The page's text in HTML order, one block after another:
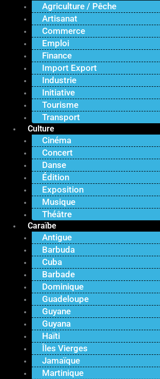
Agriculture / Pêche
Artisanat
Commerce
Emploi
Finance
Import Export
Industrie
Initiative
Tourisme
Transport
Culture
Cinéma
Concert
Danse
Édition
Exposition
Musique
Théâtre
Caraïbe
Antigue
Barbuda
Cuba
Barbade
Dominique
Guadeloupe
Guyane
Guyana
Haïti
Îles Vierges
Jamaïque
Martinique